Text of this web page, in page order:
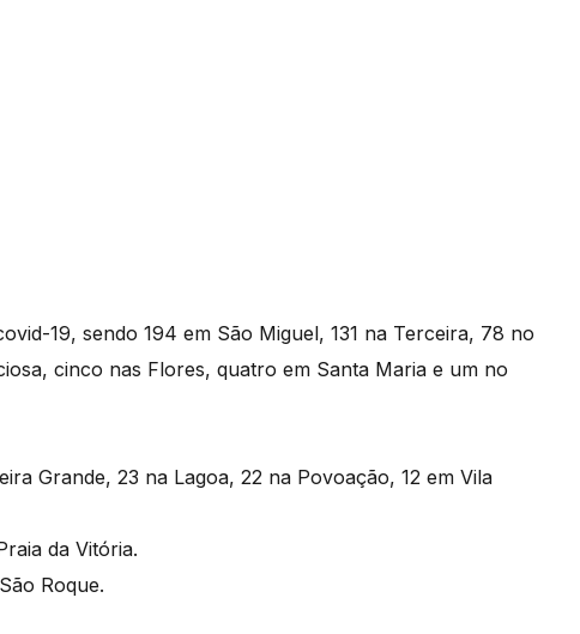
19, sendo 194 em São Miguel, 131 na Terceira, 78 no
cinco nas Flores, quatro em Santa Maria e um no
Grande, 23 na Lagoa, 22 na Povoação, 12 em Vila
da Vitória.
Roque.